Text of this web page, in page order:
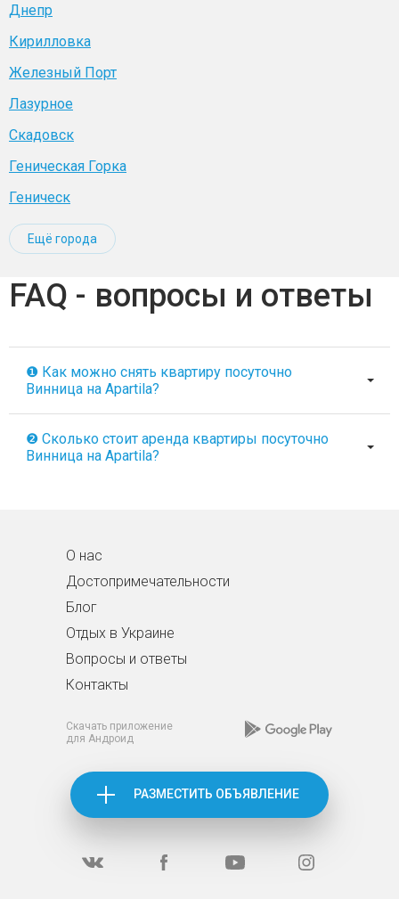
Днепр
Кирилловка
Железный Порт
Лазурное
Скадовск
Геническая Горка
Геническ
Ещё города
FAQ - вопросы и ответы
❶ Как можно снять квартиру посуточно
Винница на Apartila?
❷ Сколько стоит аренда квартиры посуточно
Винница на Apartila?
О нас
Достопримечательности
Блог
Отдых в Украине
Вопросы и ответы
Контакты
Скачать приложение
для Андроид
РАЗМЕСТИТЬ ОБЪЯВЛЕНИЕ